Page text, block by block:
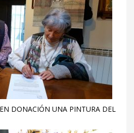
DONACIÓN UNA PINTURA DEL